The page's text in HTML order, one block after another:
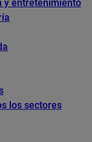
y entretenimiento
los sectores